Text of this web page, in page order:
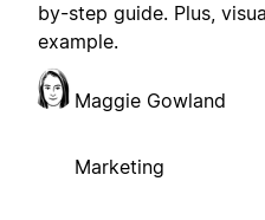
by-step guide. Plus,
example.
Maggie Gowland
Marketing